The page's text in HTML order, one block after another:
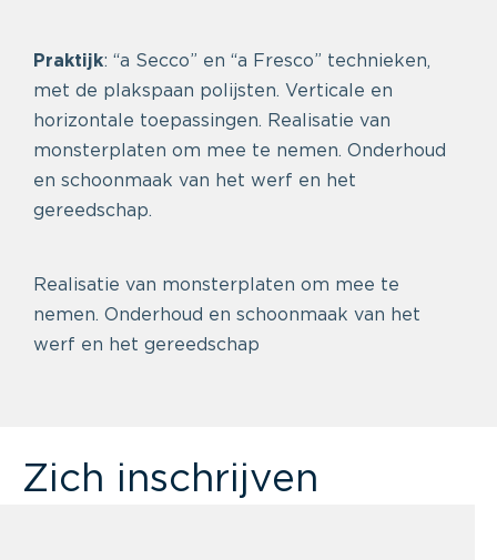
Praktijk: “a Secco” en “a Fresco” technieken,
met de plakspaan polijsten. Verticale en
horizontale toepassingen. Realisatie van
monsterplaten om mee te nemen. Onderhoud
en schoonmaak van het werf en het
gereedschap.
Realisatie van monsterplaten om mee te
nemen. Onderhoud en schoonmaak van het
werf en het gereedschap
Zich inschrijven